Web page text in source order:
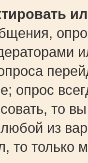
опрос
то
из
то только